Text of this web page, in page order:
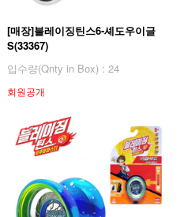
[매장]블레이징틴스6-셰도우이글
S(33367)
입수량(Qnty in Box) : 24
회원공개